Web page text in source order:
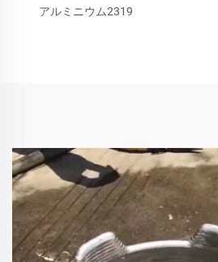
アルミニウム2319